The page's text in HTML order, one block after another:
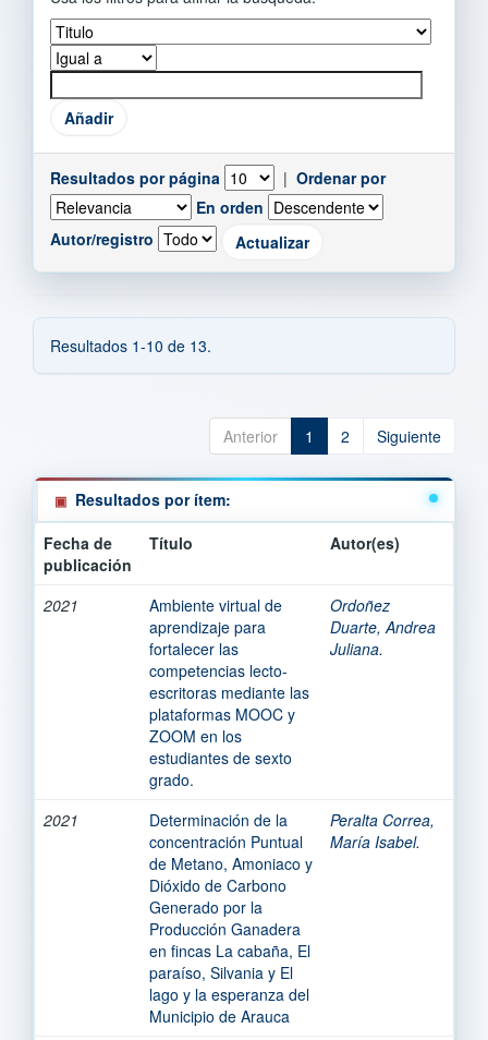
Resultados por página | Ordenar por
En orden
Autor/registro
Resultados 1-10 de 13.
Anterior 1 2 Siguiente
Resultados por ítem:
Fecha de
publicación
Título Autor(es)
2021
Ambiente virtual de
aprendizaje para
fortalecer las
competencias lecto-
escritoras mediante las
plataformas MOOC y
ZOOM en los
estudiantes de sexto
grado.
Ordoñez
Duarte, Andrea
Juliana.
2021
Determinación de la
concentración Puntual
de Metano, Amoniaco y
Dióxido de Carbono
Generado por la
Producción Ganadera
en fincas La cabaña, El
paraíso, Silvania y El
lago y la esperanza del
Municipio de Arauca
Peralta Correa,
María Isabel.